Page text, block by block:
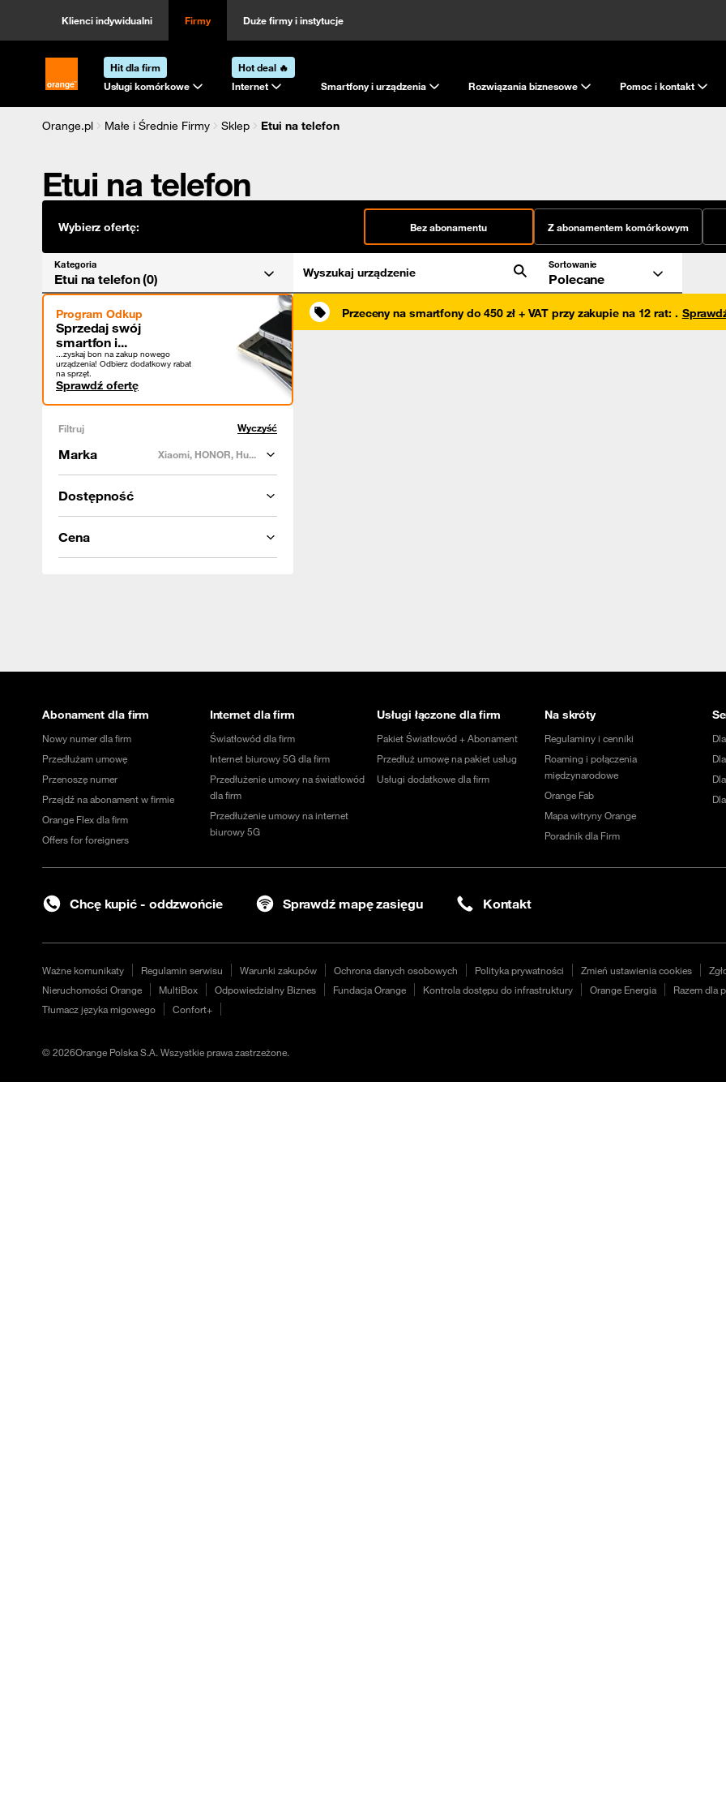
Klienci indywidualni Firmy Duże firmy i instytucje
Strona główna Orange.pl
Hit dla firm
Usługi komórkowe
Hot deal 🔥
Internet
Smartfony i urządzenia Rozwiązania biznesowe Pomoc i kontakt
Orange.pl Małe i Średnie Firmy Sklep
Etui na telefon
Etui na telefon
Wybierz ofertę: Bez abonamentu Z abonamentem komórkowym
Kategoria
Etui na telefon (0) Wyszukaj urządzenie
Sortowanie
Polecane
Program Odkup
Sprzedaj swój
smartfon i...
...zyskaj bon na zakup nowego
urządzenia! Odbierz dodatkowy rabat
na sprzęt.
Sprawdź ofertę
Filtruj Wyczyść
Marka Xiaomi, HONOR, Hu...
Dostępność
Cena
Przeceny na smartfony do 450 zł + VAT przy zakupie na 12 rat: .
Abonament dla firm
Nowy numer dla firm
Przedłużam umowę
Przenoszę numer
Przejdź na abonament w firmie
Orange Flex dla firm
Offers for foreigners
Internet dla firm
Światłowód dla firm
Internet biurowy 5G dla firm
Przedłużenie umowy na światłowód
dla firm
Przedłużenie umowy na internet
biurowy 5G
Usługi łączone dla firm
Pakiet Światłowód + Abonament
Przedłuż umowę na pakiet usług
Usługi dodatkowe dla firm
Na skróty
Regulaminy i cenniki
Roaming i połączenia
międzynarodowe
Orange Fab
Mapa witryny Orange
Poradnik dla Firm
Chcę kupić - oddzwońcie Sprawdź mapę zasięgu Kontakt
Ważne komunikaty Regulamin serwisu Warunki zakupów Ochrona danych osobowych Polityka prywatności Zmień ustawienia cookies
Nieruchomości Orange
MultiBox Odpowiedzialny Biznes Fundacja Orange Kontrola dostępu do infrastruktury Orange Energia Razem dla
Tłumacz języka migowego
Confort+
©2026Orange Polska S.A. Wszystkie prawa zastrzeżone.